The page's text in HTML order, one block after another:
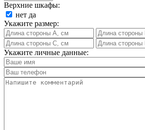
Верхние шкафы:
нет да
Укажите размер:
Укажите личные данные: